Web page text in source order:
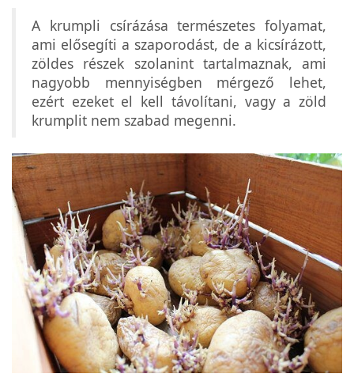
A krumpli csírázása természetes folyamat,
ami elősegíti a szaporodást, de a kicsírázott,
zöldes részek szolanint tartalmaznak, ami
nagyobb mennyiségben mérgező lehet,
ezért ezeket el kell távolítani, vagy a zöld
krumplit nem szabad megenni.